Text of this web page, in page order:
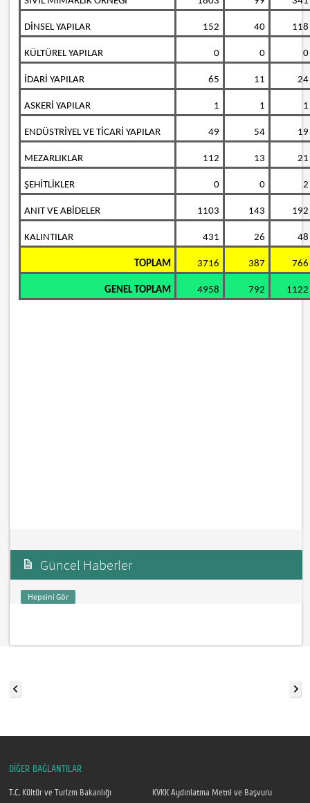
DİNSEL YAPILAR 152 40 118
KÜLTÜREL YAPILAR 0 0 0
İDARİ YAPILAR 65 11 24
ASKERİ YAPILAR 1 1 1
ENDÜSTRİYEL VE TİCARİ YAPILAR 49 54 19
MEZARLIKLAR 112 13 21
ŞEHİTLİKLER 0 0 2
ANIT VE ABİDELER 1103 143 192
KALINTILAR 431 26 48
TOPLAM 3716 387 766
GENEL TOPLAM 4958 792 1122
Güncel Haberler
Hepsini Gör
DİĞER BAĞLANTILAR
T.C. Kültür ve Turizm Bakanlığı
KVKK Aydınlatma Metni ve Başvuru